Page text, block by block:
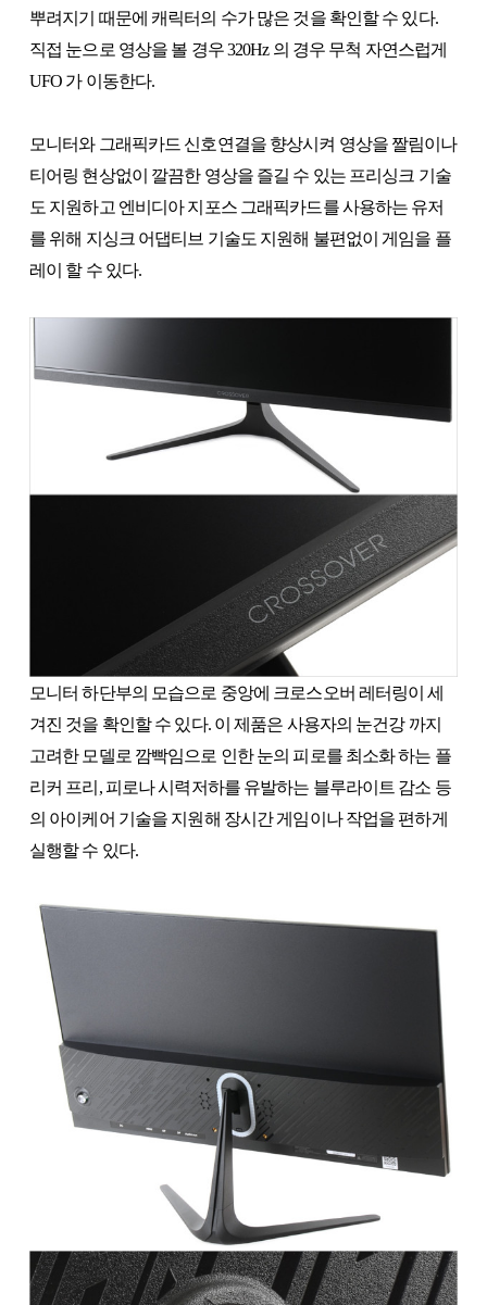
뿌려지기 때문에 캐릭터의 수가 많은 것을 확인할 수 있다.
직접 눈으로 영상을 볼 경우 320Hz 의 경우 무척 자연스럽게
UFO 가 이동한다.
모니터와 그래픽카드 신호연결을 향상시켜 영상을 짤림이나
티어링 현상없이 깔끔한 영상을 즐길 수 있는 프리싱크 기술
도 지원하고 엔비디아 지포스 그래픽카드를 사용하는 유저
를 위해 지싱크 어댑티브 기술도 지원해 불편없이 게임을 플
레이 할 수 있다.
모니터 하단부의 모습으로 중앙에 크로스오버 레터링이 세
겨진 것을 확인할 수 있다. 이 제품은 사용자의 눈건강 까지
고려한 모델로 깜빡임으로 인한 눈의 피로를 최소화 하는 플
리커 프리, 피로나 시력저하를 유발하는 블루라이트 감소 등
의 아이케어 기술을 지원해 장시간 게임이나 작업을 편하게
실행할 수 있다.